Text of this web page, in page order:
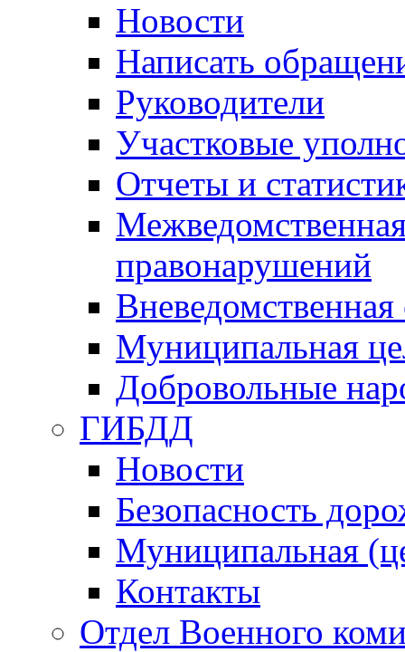
Новости
Написать
Руководители
Участковые
Отчеты и
правонарушений
Вневедомственная
Муниципальная
Добровольные
ГИБДД
Новости
Безопасность
Муниципальная
Контакты
Отдел Военного